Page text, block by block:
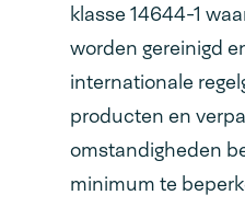
klasse 14644-1
worden gereinigd
internationale
producten en
omstandigheden
minimum te